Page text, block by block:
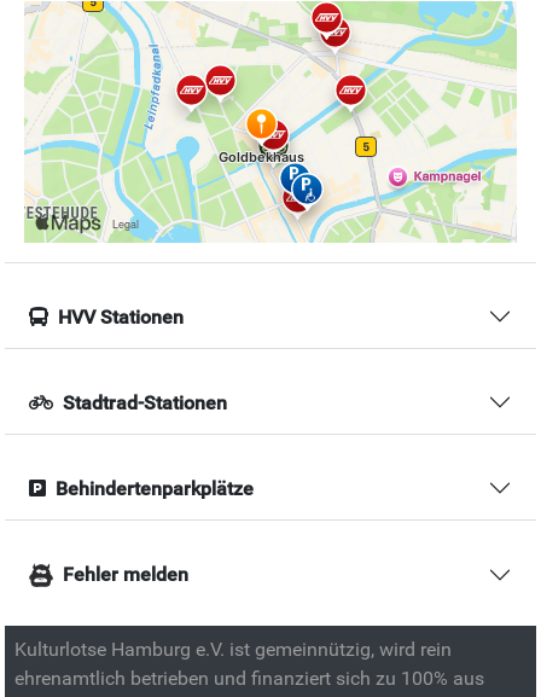
HVV Stationen
Stadtrad-Stationen
Behindertenparkplätze
Fehler melden
Kulturlotse Hamburg e.V. ist gemeinnützig, wird rein
ehrenamtlich betrieben und finanziert sich zu 100% aus